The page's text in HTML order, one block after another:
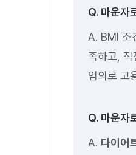
Q. 마운자
A. BMI
족하고, 직
임의로 고
Q. 마운자
A. 다이어